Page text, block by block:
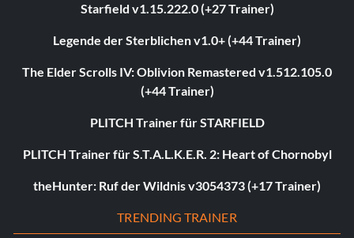
Starfield v1.15.222.0 (+27 Trainer)
Legende der Sterblichen v1.0+ (+44 Trainer)
The Elder Scrolls IV: Oblivion Remastered v1.512.105.0
(+44 Trainer)
PLITCH Trainer für STARFIELD
PLITCH Trainer für S.T.A.L.K.E.R. 2: Heart of Chornobyl
theHunter: Ruf der Wildnis v3054373 (+17 Trainer)
TRENDING TRAINER